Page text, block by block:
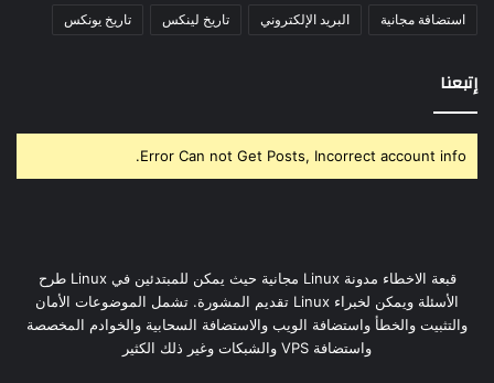
استضافة مجانية البريد الإلكتروني تاريخ لينكس تاريخ يونكس
إتبعنا
Error Can not Get Posts, Incorrect account info.
قبعة الاخطاء مدونة Linux مجانية حيث يمكن للمبتدئين في Linux طرح
الأسئلة ويمكن لخبراء Linux تقديم المشورة. تشمل الموضوعات الأمان
والتثبيت والخطأ واستضافة الويب والاستضافة السحابية والخوادم المخصصة
واستضافة VPS والشبكات وغير ذلك الكثير